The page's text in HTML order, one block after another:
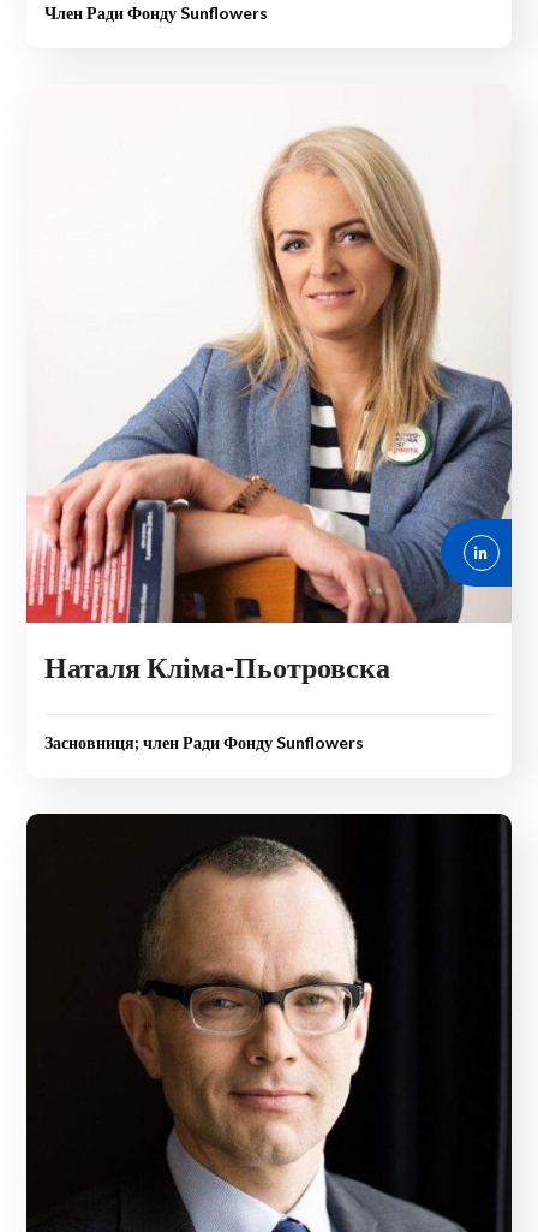
Член Ради Фонду Sunflowers
Наталя Кліма-Пьотровска
Засновниця; член Ради Фонду Sunflowers